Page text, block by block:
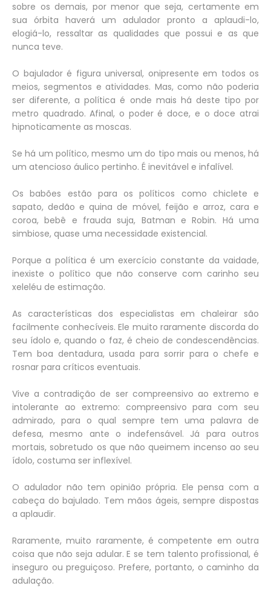
sobre os demais, por menor que seja, certamente em
sua órbita haverá um adulador pronto a aplaudi-lo,
elogiá-lo, ressaltar as qualidades que possui e as que
nunca teve.
O bajulador é figura universal, onipresente em todos os
meios, segmentos e atividades. Mas, como não poderia
ser diferente, a política é onde mais há deste tipo por
metro quadrado. Afinal, o poder é doce, e o doce atrai
hipnoticamente as moscas.
Se há um político, mesmo um do tipo mais ou menos, há
um atencioso áulico pertinho. É inevitável e infalível.
Os babões estão para os políticos como chiclete e
sapato, dedão e quina de móvel, feijão e arroz, cara e
coroa, bebê e frauda suja, Batman e Robin. Há uma
simbiose, quase uma necessidade existencial.
Porque a política é um exercício constante da vaidade,
inexiste o político que não conserve com carinho seu
xeleléu de estimação.
As características dos especialistas em chaleirar são
facilmente conhecíveis. Ele muito raramente discorda do
seu ídolo e, quando o faz, é cheio de condescendências.
Tem boa dentadura, usada para sorrir para o chefe e
rosnar para críticos eventuais.
Vive a contradição de ser compreensivo ao extremo e
intolerante ao extremo: compreensivo para com seu
admirado, para o qual sempre tem uma palavra de
defesa, mesmo ante o indefensável. Já para outros
mortais, sobretudo os que não queimem incenso ao seu
ídolo, costuma ser inflexível.
O adulador não tem opinião própria. Ele pensa com a
cabeça do bajulado. Tem mãos ágeis, sempre dispostas
a aplaudir.
Raramente, muito raramente, é competente em outra
coisa que não seja adular. E se tem talento profissional, é
inseguro ou preguiçoso. Prefere, portanto, o caminho da
adulação.